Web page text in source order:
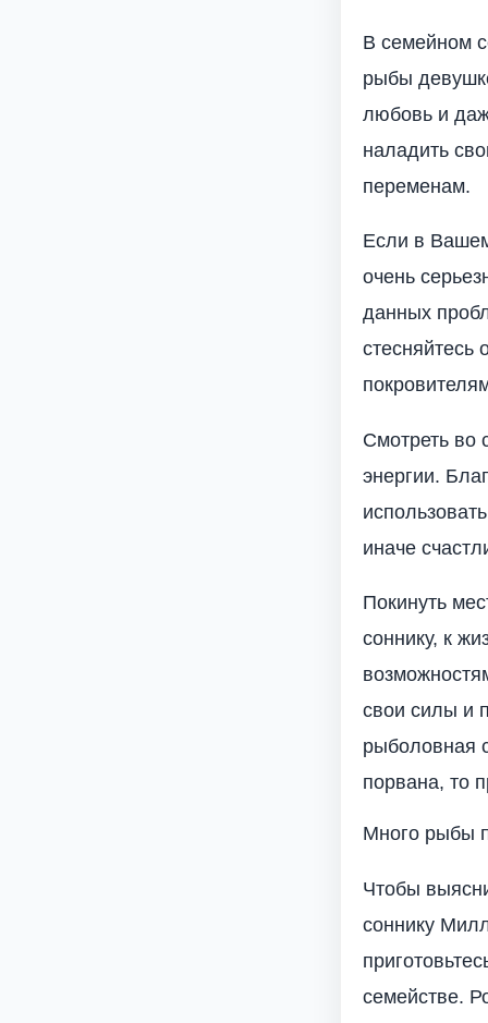
В семейном
рыбы
любовь и
наладить
переменам.
Если в
очень
данных
Смотреть во
энергии.
иначе
Покинуть
соннику, к
свои силы и
рыболовная
порвана, то
Много рыбы
Чтобы
соннику
семействе.